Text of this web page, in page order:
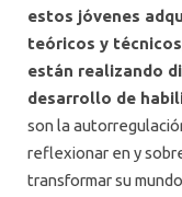
estos jóvenes
teóricos y
están realizando
desarrollo de
son la
reflexionar en y
transformar su